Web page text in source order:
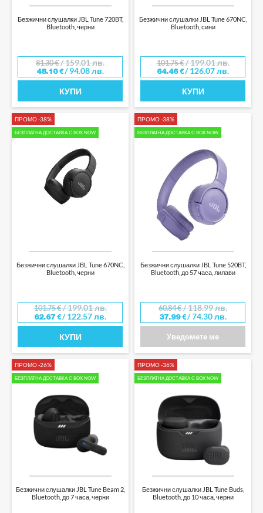
Безжични слушалки JBL Tune 720BT,
Bluetooth, черни
81.30€/ 159.01 лв.
48.10€/ 94.08 лв.
КУПИ
Безжични слушалки JBL Tune 670NC,
Bluetooth, сини
101.75€/ 199.01 лв.
64.46€/ 126.07 лв.
КУПИ
ПРОМО -38%
БЕЗПЛАТНА ДОСТАВКА С BOX NOW
Безжични слушалки JBL Tune 670NC,
Bluetooth, черни
101.75€/ 199.01 лв.
62.67 €/ 122.57 лв.
КУПИ
ПРОМО -38%
БЕЗПЛАТНА ДОСТАВКА С BOX NOW
Безжични слушалки JBL Tune 520BT,
Bluetooth, до 57 часа, лилави
60.84€/ 118.99 лв.
37.99€/ 74.30 лв.
Уведомете ме
ПРОМО -26%
БЕЗПЛАТНА ДОСТАВКА С BOX NOW
Безжични слушалки JBL Tune Beam 2,
Bluetooth, до 7 часа, черни
ПРОМО -36%
БЕЗПЛАТНА ДОСТАВКА С BOX NOW
Безжични слушалки JBL Tune Buds,
Bluetooth, до 10 часа, черни